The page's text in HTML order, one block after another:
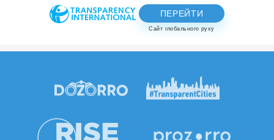
ПЕРЕЙТИ
Сайт глобального руху